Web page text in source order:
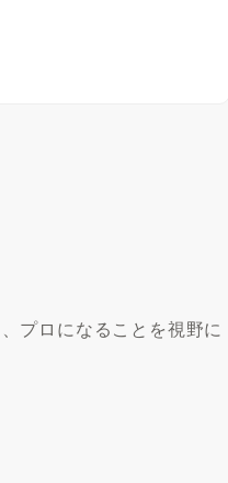
プロになることを視野に